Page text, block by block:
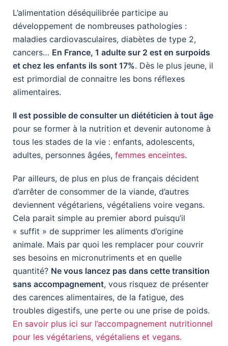
L’alimentation déséquilibrée participe au
développement de nombreuses pathologies :
maladies cardiovasculaires, diabètes de type 2,
cancers… En France, 1 adulte sur 2 est en surpoids
et chez les enfants ils sont 17%. Dès le plus jeune, il
est primordial de connaitre les bons réflexes
alimentaires.
Il est possible de consulter un diététicien à tout âge
pour se former à la nutrition et devenir autonome à
tous les stades de la vie : enfants, adolescents,
adultes, personnes âgées, femmes enceintes.
Par ailleurs, de plus en plus de français décident
d’arrêter de consommer de la viande, d’autres
deviennent végétariens, végétaliens voire vegans.
Cela parait simple au premier abord puisqu’il
« suffit » de supprimer les aliments d’origine
animale. Mais par quoi les remplacer pour couvrir
ses besoins en micronutriments et en quelle
quantité? Ne vous lancez pas dans cette transition
sans accompagnement, vous risquez de présenter
des carences alimentaires, de la fatigue, des
troubles digestifs, une perte ou une prise de poids.
En savoir plus ici sur l’accompagnement nutritionnel
pour les végétariens, végétaliens et vegans.